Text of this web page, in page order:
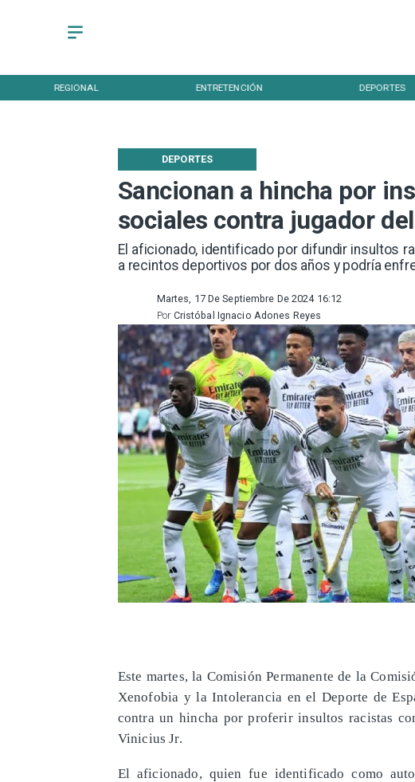
REGIONAL ENTRETENCIÓN DEPORTES
Sancionan a hincha por
sociales contra jugador
​El aficionado, identificado por difundir insultos
a recintos deportivos por dos años y podría
DEPORTES
Martes, 17 De Septiembre De 2024 16:12
Cristóbal Ignacio Adones Reyes
Por
Este martes, la Comisión Permanente de la
Xenofobia y la Intolerancia en el Deporte de
contra un hincha por proferir insultos racistas
Vinicius Jr.
El aficionado, quien fue identificado como